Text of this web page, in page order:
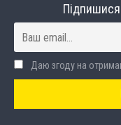
Підпишися
Даю згоду на